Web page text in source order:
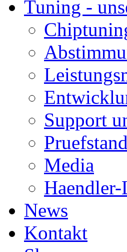
Tuning -
Support
Media
News
Kontakt